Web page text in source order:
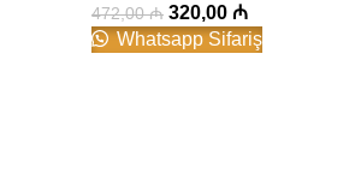
472,00₼ 320,00 ₼
Whatsapp Sifariş